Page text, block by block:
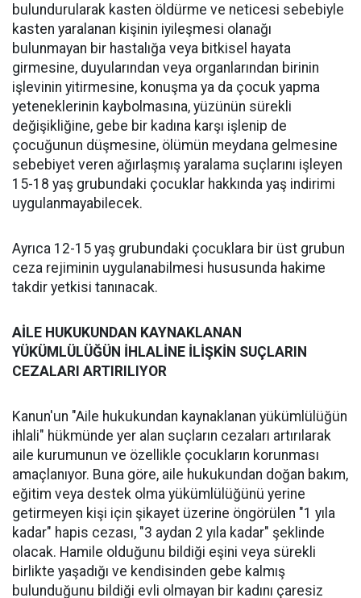
bulundurularak kasten öldürme ve neticesi sebebiyle
kasten yaralanan kişinin iyileşmesi olanağı
bulunmayan bir hastalığa veya bitkisel hayata
girmesine, duyularından veya organlarından birinin
işlevinin yitirmesine, konuşma ya da çocuk yapma
yeteneklerinin kaybolmasına, yüzünün sürekli
değişikliğine, gebe bir kadına karşı işlenip de
çocuğunun düşmesine, ölümün meydana gelmesine
sebebiyet veren ağırlaşmış yaralama suçlarını işleyen
15-18 yaş grubundaki çocuklar hakkında yaş indirimi
uygulanmayabilecek.
Ayrıca 12-15 yaş grubundaki çocuklara bir üst grubun
ceza rejiminin uygulanabilmesi hususunda hakime
takdir yetkisi tanınacak.
AİLE HUKUKUNDAN KAYNAKLANAN
YÜKÜMLÜLÜĞÜN İHLALİNE İLİŞKİN SUÇLARIN
CEZALARI ARTIRILIYOR
Kanun'un "Aile hukukundan kaynaklanan yükümlülüğün
ihlali" hükmünde yer alan suçların cezaları artırılarak
aile kurumunun ve özellikle çocukların korunması
amaçlanıyor. Buna göre, aile hukukundan doğan bakım,
eğitim veya destek olma yükümlülüğünü yerine
getirmeyen kişi için şikayet üzerine öngörülen "1 yıla
kadar" hapis cezası, "3 aydan 2 yıla kadar" şeklinde
olacak. Hamile olduğunu bildiği eşini veya sürekli
birlikte yaşadığı ve kendisinden gebe kalmış
bulunduğunu bildiği evli olmayan bir kadını çaresiz